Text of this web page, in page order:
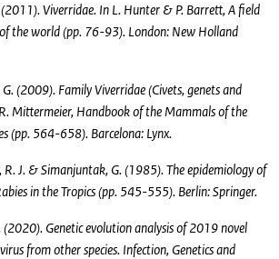
Viverridae. In L. Hunter & P. Barrett, A field
the world (pp. 76-93). London: New Holland
G. (2009). Family Viverridae (Civets, genets and
Mittermeier, Handbook of the Mammals of the
(pp. 564-658). Barcelona: Lynx.
R. J. & Simanjuntak, G. (1985). The epidemiology of
in the Tropics (pp. 545-555). Berlin: Springer.
(2020). Genetic evolution analysis of 2019 novel
from other species. Infection, Genetics and